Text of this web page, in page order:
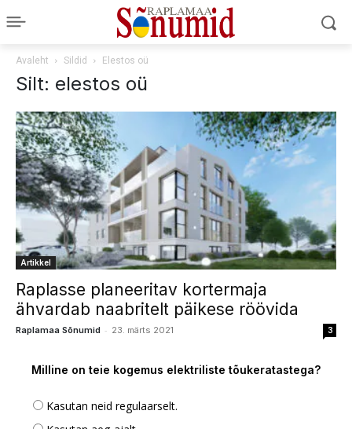
Avaleht Sildid Elestos oü
Silt: elestos oü
Artikkel
Raplasse planeeritav kortermaja
ähvardab naabritelt päikese röövida
Raplamaa Sõnumid - 23. märts 2021 3
Milline on teie kogemus elektriliste tõukeratastega?
Kasutan neid regulaarselt.